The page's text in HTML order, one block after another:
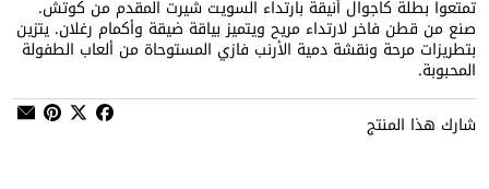
تمتعوا بطلة كاجوال أنيقة بارتداء السويت شيرت المقدم من كوتش.
صنع من قطن فاخر لارتداء مريح ويتميز بياقة ضيقة وأكمام رغلان. يتزين
بتطريزات مرحة ونقشة دمية الأرنب فازي المستوحاة من ألعاب الطفولة
المحبوبة.
شارك هذا المنتج